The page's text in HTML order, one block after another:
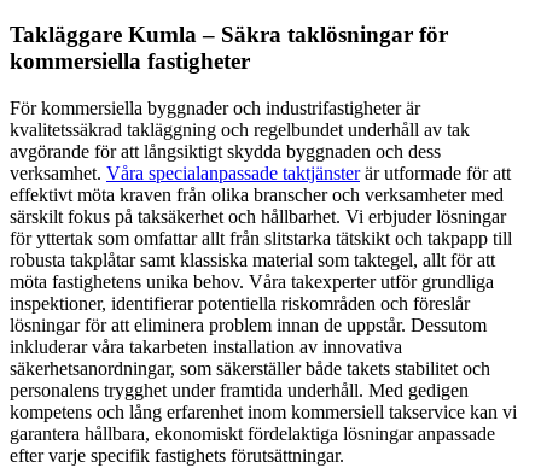
Takläggare Kumla – Säkra taklösningar för
kommersiella fastigheter
För kommersiella byggnader och industrifastigheter är
kvalitetssäkrad takläggning och regelbundet underhåll av tak
avgörande för att långsiktigt skydda byggnaden och dess
verksamhet. Våra specialanpassade taktjänsterär utformade för att
effektivt möta kraven från olika branscher och verksamheter med
särskilt fokus på taksäkerhet och hållbarhet. Vi erbjuder lösningar
för yttertak som omfattar allt från slitstarka tätskikt och takpapp till
robusta takplåtar samt klassiska material som taktegel, allt för att
möta fastighetens unika behov. Våra takexperter utför grundliga
inspektioner, identifierar potentiella riskområden och föreslår
lösningar för att eliminera problem innan de uppstår. Dessutom
inkluderar våra takarbeten installation av innovativa
säkerhetsanordningar, som säkerställer både takets stabilitet och
personalens trygghet under framtida underhåll. Med gedigen
kompetens och lång erfarenhet inom kommersiell takservice kan vi
garantera hållbara, ekonomiskt fördelaktiga lösningar anpassade
efter varje specifik fastighets förutsättningar.